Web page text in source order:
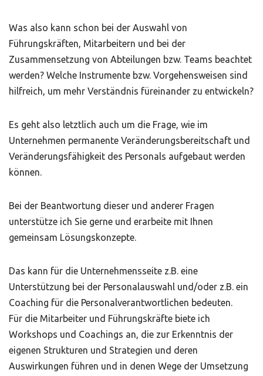
Was also kann schon bei der Auswahl von
Führungskräften, Mitarbeitern und bei der
Zusammensetzung von Abteilungen bzw. Teams beachtet
werden? Welche Instrumente bzw. Vorgehensweisen sind
hilfreich, um mehr Verständnis füreinander zu entwickeln?
Es geht also letztlich auch um die Frage, wie im
Unternehmen permanente Veränderungsbereitschaft und
Veränderungsfähigkeit des Personals aufgebaut werden
können.
Bei der Beantwortung dieser und anderer Fragen
unterstütze ich Sie gerne und erarbeite mit Ihnen
gemeinsam Lösungskonzepte.
Das kann für die Unternehmensseite z.B. eine
Unterstützung bei der Personalauswahl und/oder z.B. ein
Coaching für die Personalverantwortlichen bedeuten.
Für die Mitarbeiter und Führungskräfte biete ich
Workshops und Coachings an, die zur Erkenntnis der
eigenen Strukturen und Strategien und deren
Auswirkungen führen und in denen Wege der Umsetzung